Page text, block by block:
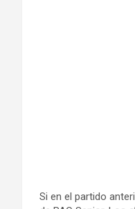
Si en el partido